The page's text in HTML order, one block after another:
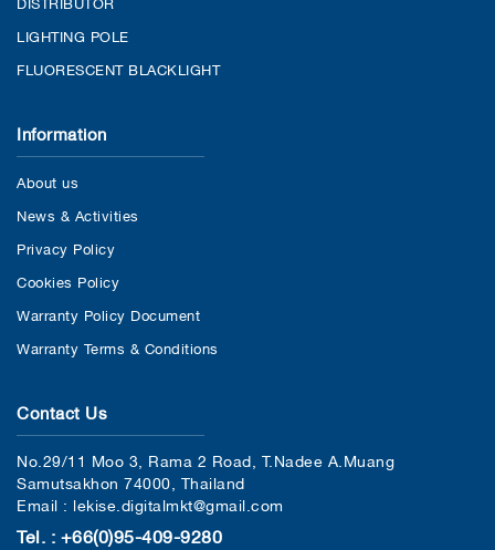
LIGHTING POLE
FLUORESCENT BLACKLIGHT
Information
About us
News & Activities
Privacy Policy
Cookies Policy
Warranty Policy Document
Warranty Terms & Conditions
Contact Us
No.29/11 Moo 3, Rama 2 Road, T.Nadee A.Muang
Samutsakhon 74000, Thailand
Email : lekise.digitalmkt@gmail.com
Tel. : +66(0)95-409-9280